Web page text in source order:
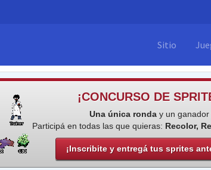
Sitio
¡CONCURSO DE
Una única ronday un ganador
Participá en todas las que quieras: Recolor,
¡Inscribite y entregá tus sprites